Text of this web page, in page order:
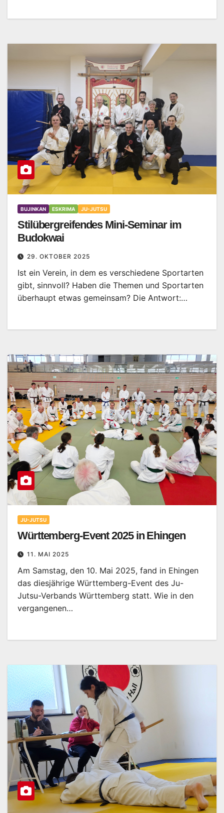
BUJINKAN ESKRIMA JU-JUTSU
Stilübergreifendes Mini-Seminar im
Budokwai
29. OKTOBER 2025
Ist ein Verein, in dem es verschiedene Sportarten
gibt, sinnvoll? Haben die Themen und Sportarten
überhaupt etwas gemeinsam? Die Antwort:…
JU-JUTSU
Württemberg-Event 2025 in Ehingen
11. MAI 2025
Am Samstag, den 10. Mai 2025, fand in Ehingen
das diesjährige Württemberg-Event des Ju-
Jutsu-Verbands Württemberg statt. Wie in den
vergangenen…